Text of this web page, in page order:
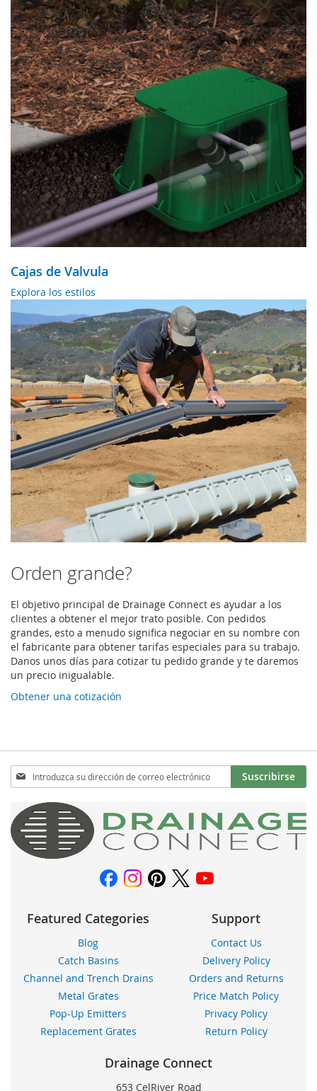
Cajas de Valvula
Explora los estilos
Orden grande?
El objetivo principal de Drainage Connect es ayudar a los
clientes a obtener el mejor trato posible. Con pedidos
grandes, esto a menudo significa negociar en su nombre con
el fabricante para obtener tarifas especiales para su trabajo.
Danos unos días para cotizar tu pedido grande y te daremos
un precio inigualable.
Obtener una cotización
Inscríbase
a
nuestro
boletín
de
noticias:
Suscribirse
Featured Categories
Blog
Catch Basins
Channel and Trench Drains
Metal Grates
Pop-Up Emitters
Replacement Grates
Support
Contact Us
Delivery Policy
Orders and Returns
Price Match Policy
Privacy Policy
Return Policy
Drainage Connect
653 CelRiver Road